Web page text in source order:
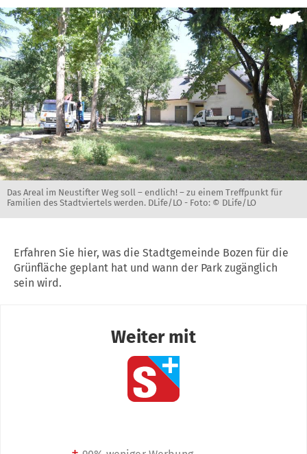
Das Areal im Neustifter Weg soll – endlich! – zu einem Treffpunkt für
Familien des Stadtviertels werden. DLife/LO - Foto: © DLife/LO
Erfahren Sie hier, was die Stadtgemeinde Bozen für die
Grünfläche geplant hat und wann der Park zugänglich
sein wird.